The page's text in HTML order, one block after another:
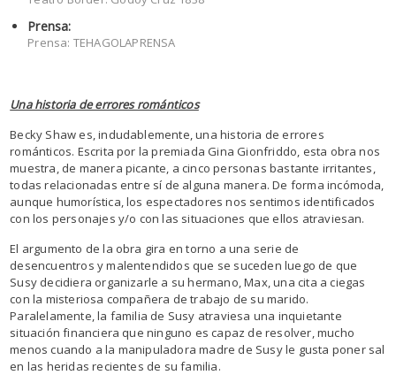
Prensa:
Prensa: TEHAGOLAPRENSA
Una historia de errores románticos
Becky Shaw es, indudablemente, una historia de errores
románticos. Escrita por la premiada Gina Gionfriddo, esta obra nos
muestra, de manera picante, a cinco personas bastante irritantes,
todas relacionadas entre sí de alguna manera. De forma incómoda,
aunque humorística, los espectadores nos sentimos identificados
con los personajes y/o con las situaciones que ellos atraviesan.
El argumento de la obra gira en torno a una serie de
desencuentros y malentendidos que se suceden luego de que
Susy decidiera organizarle a su hermano, Max, una cita a ciegas
con la misteriosa compañera de trabajo de su marido.
Paralelamente, la familia de Susy atraviesa una inquietante
situación financiera que ninguno es capaz de resolver, mucho
menos cuando a la manipuladora madre de Susy le gusta poner sal
en las heridas recientes de su familia.